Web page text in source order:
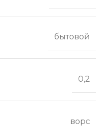
бытовой
0,2
ворс